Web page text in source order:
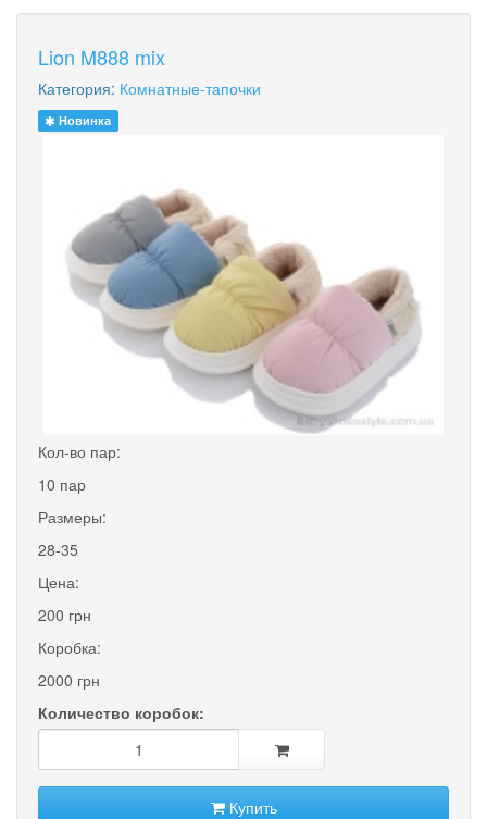
Lion M888 mix
Категория: Комнатные-тапочки
Новинка
Кол-во пар:
10 пар
Размеры:
28-35
Цена:
200 грн
Коробка:
2000 грн
Количество коробок:
Купить